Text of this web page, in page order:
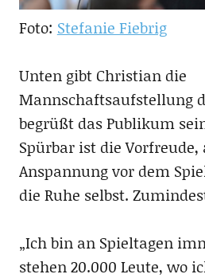
Foto: Stefanie Fiebrig
Unten gibt Christian die
Mannschaftsaufstellung
begrüßt das Publikum
Spürbar ist die Vorfreude,
Anspannung vor dem
die Ruhe selbst.
„Ich bin an Spieltagen
stehen 20.000 Leute, wo